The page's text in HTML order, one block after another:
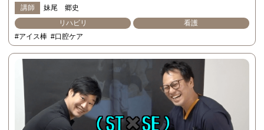
講師
妹尾 郷史
リハビリ
看護
#アイス棒 #口腔ケア